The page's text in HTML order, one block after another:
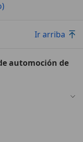
Ir arriba
automoción de